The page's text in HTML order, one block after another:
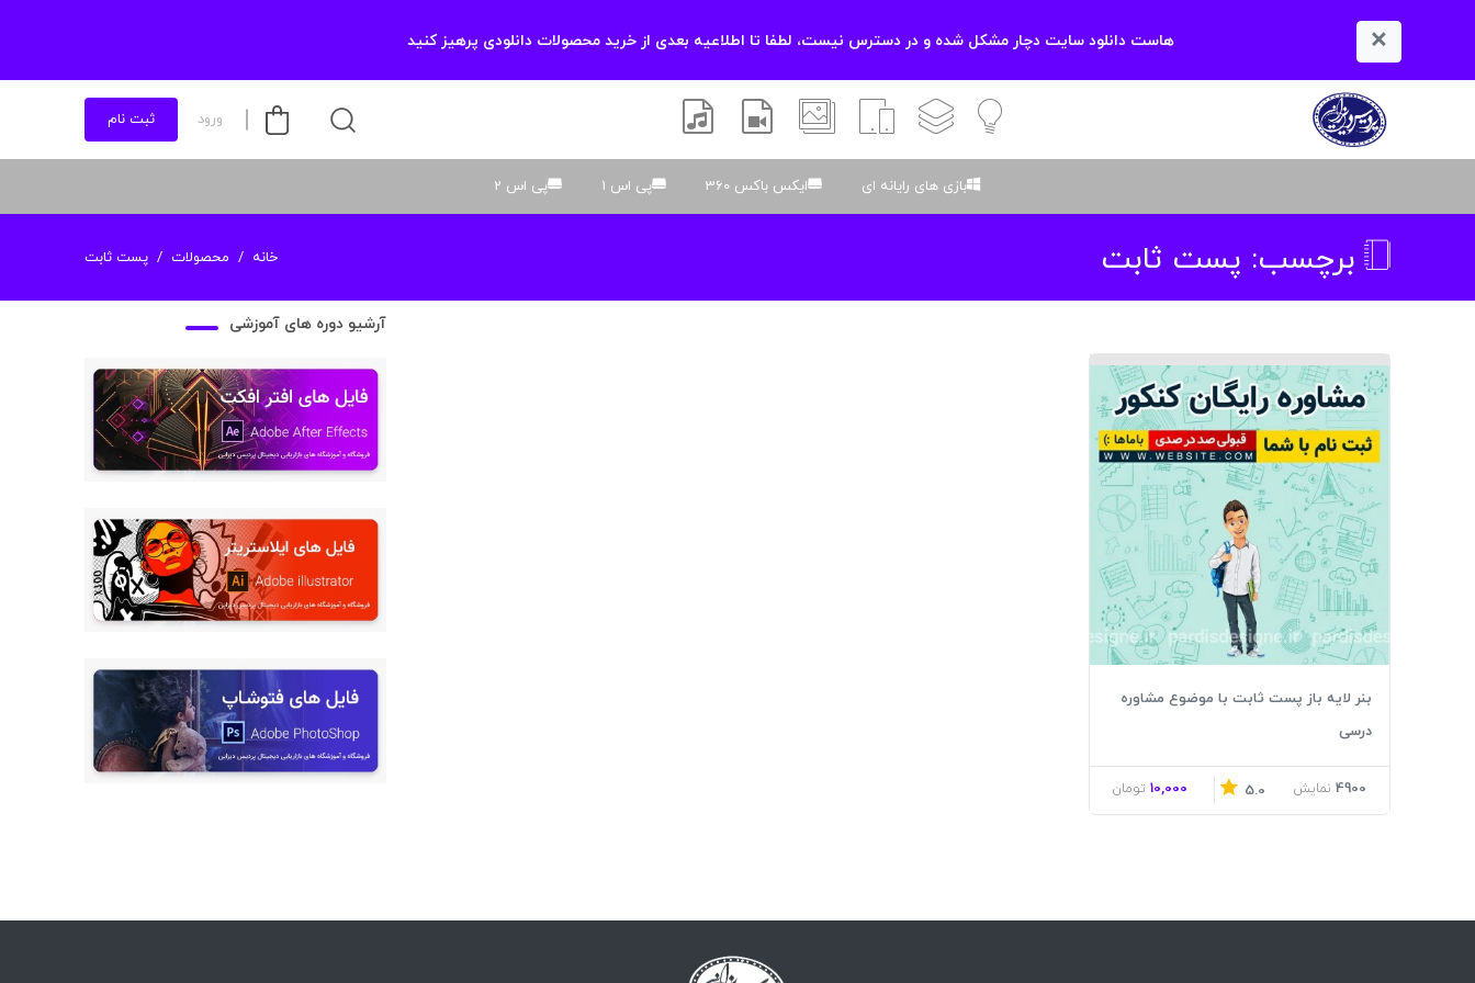
× هاست دانلود سایت دچار مشکل شده و در دسترس نیست، لطفا تا اطلاعیه بعدی از خرید محصولات دانلودی پرهیز کنید
آموزشیلایه باز اسکریپت والپیپر افتر افکتسموسیقی و صدا
ورود ثبت نام
بازی های رایانه ای ایکس باکس 360 پی اس 1 پی اس 2
برچسب: پست ثابت خانه محصولات پست ثابت
بنر لایه باز پست ثابت با موضوع مشاوره
درسی
4900 نمایش 5.0
10,000 تومان
آرشیو دوره های آموزشی